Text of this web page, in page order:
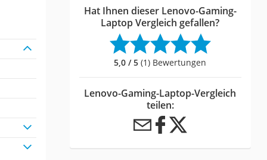
Hat Ihnen dieser Lenovo-Gaming-
Laptop Vergleich gefallen?
5,0 / 5 (1) Bewertungen
Lenovo-Gaming-Laptop-Vergleich
teilen: